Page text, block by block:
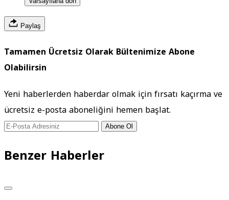
Paylaş
Tamamen Ücretsiz Olarak Bültenimize Abone
Olabilirsin
Yeni haberlerden haberdar olmak için fırsatı kaçırma ve
ücretsiz e-posta aboneliğini hemen başlat.
Abone Ol
Benzer Haberler